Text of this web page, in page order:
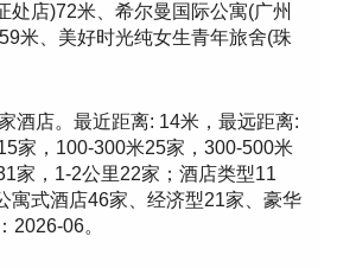
处店)72米、希尔曼国际公寓(广州
米、美好时光纯女生青年旅舍(珠
酒店。最近距离: 14米，最远距离:
家，100-300米25家，300-500米
家，1-2公里22家；酒店类型11
寓式酒店46家、经济型21家、豪华
2026-06。